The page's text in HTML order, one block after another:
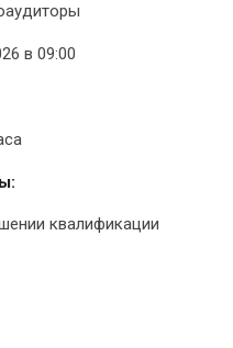
в 09:00
квалификации